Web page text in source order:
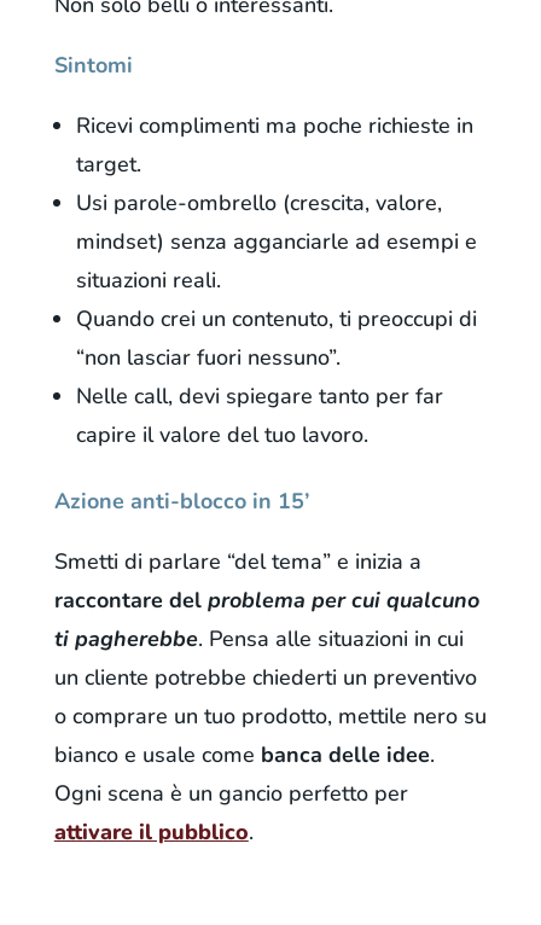
Sintomi
Ricevi complimenti ma poche richieste in
target.
Usi parole-ombrello (crescita, valore,
mindset) senza agganciarle ad esempi e
situazioni reali.
Quando crei un contenuto, ti preoccupi di
“non lasciar fuori nessuno”.
Nelle call, devi spiegare tanto per far
capire il valore del tuo lavoro.
Azione anti-blocco in 15’
Smetti di parlare “del tema” e inizia a
raccontare del problema per cui qualcuno
ti pagherebbe. Pensa alle situazioni in cui
un cliente potrebbe chiederti un preventivo
o comprare un tuo prodotto, mettile nero su
bianco e usale come banca delle idee.
Ogni scena è un gancio perfetto per
attivare il pubblico.